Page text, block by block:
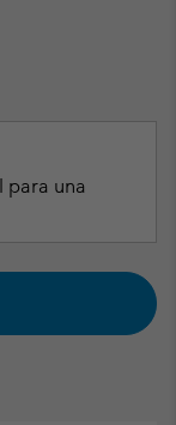
para una